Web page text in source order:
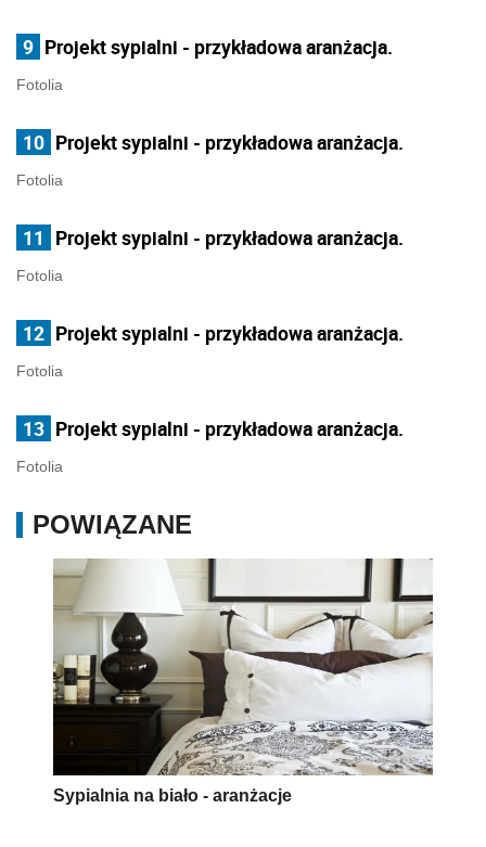
9 Projekt sypialni - przykładowa aranżacja.
Fotolia
10 Projekt sypialni - przykładowa aranżacja.
Fotolia
11 Projekt sypialni - przykładowa aranżacja.
Fotolia
12 Projekt sypialni - przykładowa aranżacja.
Fotolia
13 Projekt sypialni - przykładowa aranżacja.
Fotolia
POWIĄZANE
Sypialnia na biało - aranżacje